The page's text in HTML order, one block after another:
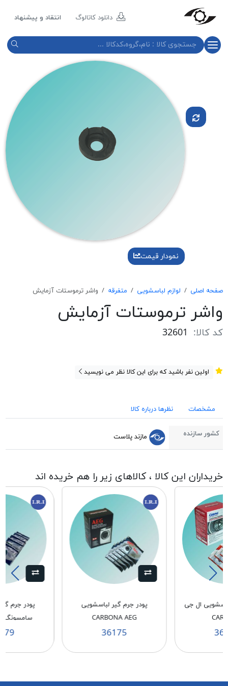
دانلود کاتالوگ انتقاد و پیشنهاد
نمودار قیمت
صفحه اصلی لوازم لباسشویی متفرقه واشر ترموستات آزمایش
واشر ترموستات آزمایش
کد کالا: 32601
اولین نفر باشید که برای این کالا نظر می نویسید
مشخصات نظرها درباره کالا
کشور سازنده مازند پلاست
خریداران این کالا ، کالاهای زیر را هم خریده اند
ال جی
پودر جرم گیر لباسشویی
CARBONA AEG
36175
پودر جرم
سامسونگ CARBONA